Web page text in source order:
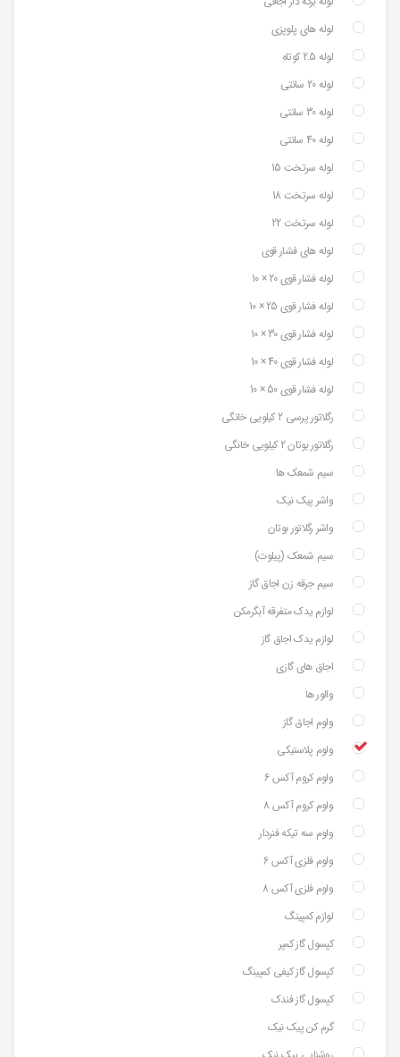
لوله های پلوپزی
لوله 2.5 کوتاه
لوله 20 سانتی
لوله 30 سانتی
لوله 40 سانتی
لوله سرتخت 15
لوله سرتخت 18
لوله سرتخت 22
لوله های فشار قوی
لوله فشار قوی 20 × 10
لوله فشار قوی 25 × 10
لوله فشار قوی 30 × 10
لوله فشار قوی 40 × 10
لوله فشار قوی 50 × 10
رگلاتور پرسی 2 کیلویی خانگی
رگلاتور بوتان 2 کیلویی خانگی
سیم شمعک ها
واشر پیک نیک
واشر رگلاتور بوتان
سیم شمعک (پیلوت)
سیم جرقه زن اجاق گاز
لوازم یدک متفرقه آبگرمکن
لوازم یدک اجاق گاز
اجاق های گازی
والور ها
ولوم اجاق گاز
ولوم پلاستیکی
ولوم کروم آکس 6
ولوم کروم آکس 8
ولوم سه تیکه فنردار
ولوم فلزی آکس 6
ولوم فلزی آکس 8
لوازم کمپینگ
کپسول گاز کمپر
کپسول گاز کیفی کمپینگ
کپسول گاز فندک
گرم کن پیک نیک